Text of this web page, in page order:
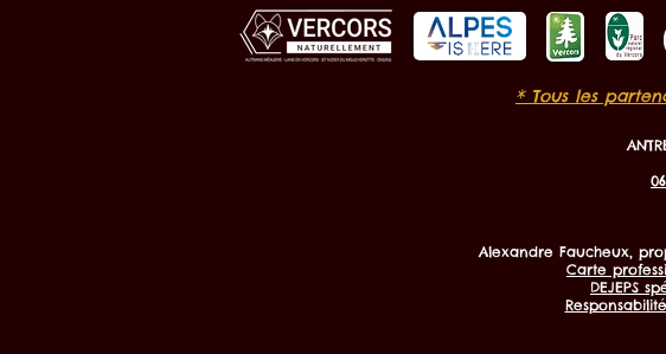
* Tous les
Alexandre Faucheux,
Carte
DEJEPS